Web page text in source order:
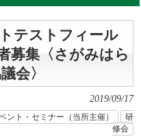
テストフィール
募集〈さがみはら
会〉
2019/09/17
ント・セミナー（当所主催）
研
修会